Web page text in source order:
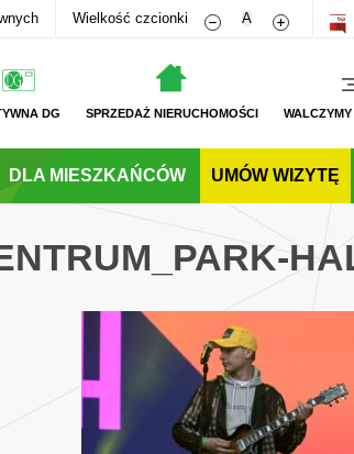
Wielkość czcionki Zmniejsz rozmiar
A Zwiększ
DG SPRZEDAŻ NIERUCHOMOŚCI
DLA MIESZKAŃCÓW UMÓW WIZYTĘ